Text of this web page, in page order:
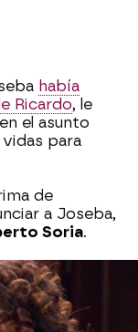
había
Ricardo, le
el asunto
para
de
a Joseba,
Soria.
Nieves